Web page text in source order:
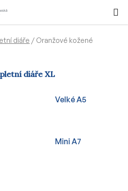
KOŠÍK
diáře / Oranžové kožené
diáře XL
Velké A5
Mini A7